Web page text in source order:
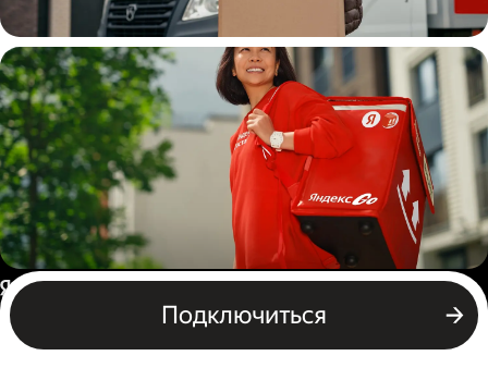
Водитель
грузовой машины
Пеший курьер
Подключиться
Россия
Бизнесу